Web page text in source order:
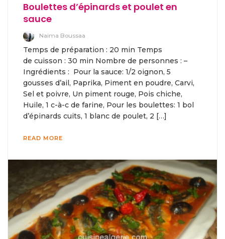
Boulettes d’épinards et poulet en
sauce
Naima Boussaa
Temps de préparation : 20 min Temps
de cuisson : 30 min Nombre de personnes : –
Ingrédients : Pour la sauce: 1/2 oignon, 5
gousses d’ail, Paprika, Piment en poudre, Carvi,
Sel et poivre, Un piment rouge, Pois chiche,
Huile, 1 c-à-c de farine, Pour les boulettes: 1 bol
d’épinards cuits, 1 blanc de poulet, 2 […]
READ MORE